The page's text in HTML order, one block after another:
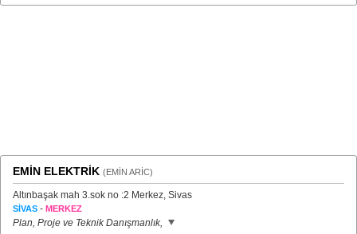
EMİN ELEKTRİK (EMİN ARİC)
Altınbaşak mah 3.sok no :2 Merkez, Sivas
SİVAS - MERKEZ
Plan, Proje ve Teknik Danışmanlık,